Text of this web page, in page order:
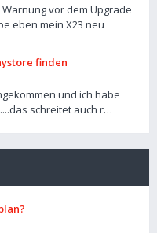
vor dem Upgrade
eben mein X23 neu
finden
und ich habe
schreitet auch r…